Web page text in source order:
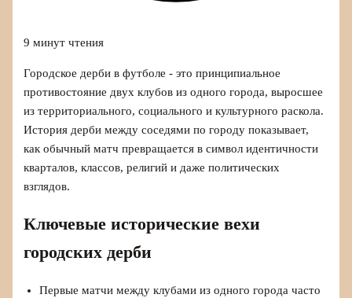
9 минут чтения
Городское дерби в футболе - это принципиальное
противостояние двух клубов из одного города, выросшее
из территориального, социального и культурного раскола.
История дерби между соседями по городу показывает,
как обычный матч превращается в символ идентичности
кварталов, классов, религий и даже политических
взглядов.
Ключевые исторические вехи
городских дерби
Первые матчи между клубами из одного города часто